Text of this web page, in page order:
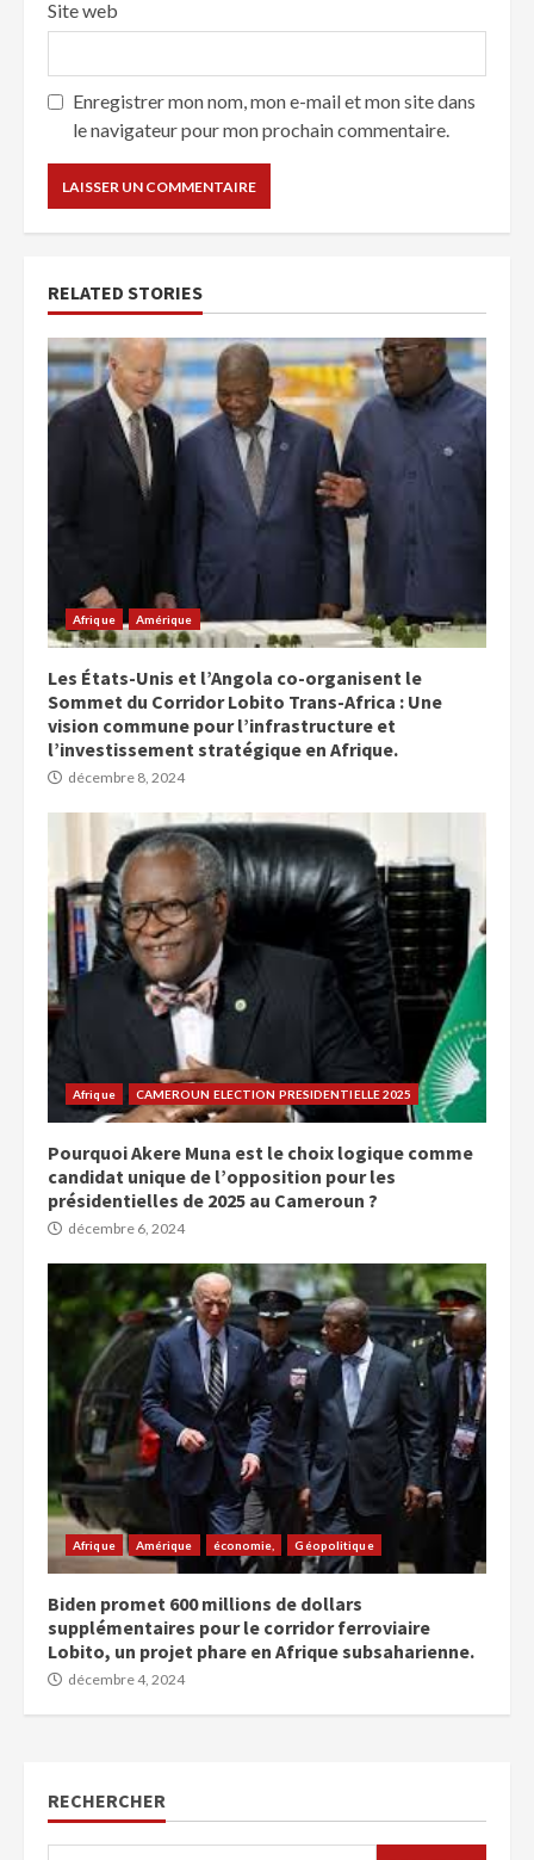
Site web
Enregistrer mon nom, mon e-mail et mon site dans
le navigateur pour mon prochain commentaire.
RELATED STORIES
Afrique Amérique
Les États-Unis et l’Angola co-organisent le
Sommet du Corridor Lobito Trans-Africa : Une
vision commune pour l’infrastructure et
l’investissement stratégique en Afrique.
décembre 8, 2024
Afrique CAMEROUN ELECTION PRESIDENTIELLE 2025
Pourquoi Akere Muna est le choix logique comme
candidat unique de l’opposition pour les
présidentielles de 2025 au Cameroun ?
décembre 6, 2024
Afrique Amérique économie, Géopolitique
Biden promet 600 millions de dollars
supplémentaires pour le corridor ferroviaire
Lobito, un projet phare en Afrique subsaharienne.
décembre 4, 2024
RECHERCHER